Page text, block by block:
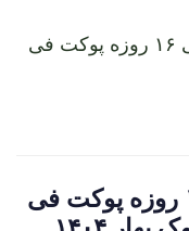
قیمت ها و هتل های تور تایلند ترکیبی ۱۶ روزه پوکت فی
خدمات تور تایلند ترکیبی ۱۶ روزه پوکت فی